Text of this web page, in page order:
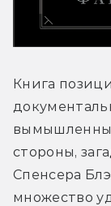
Книга
стороны,
Спенсера
множество